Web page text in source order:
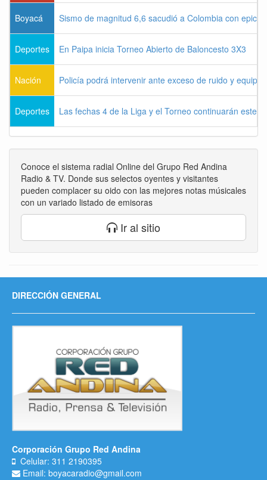
Boyacá Sismo de magnitud 6,6 sacudió a Colombia con
Deportes En Paipa inicia Torneo Abierto de Baloncesto 3X3
Nación Policía podrá intervenir ante exceso de ruido y
Deportes Las fechas 4 de la Liga y el Torneo continuarán este
Conoce el sistema radial Online del Grupo Red Andina
Radio & TV. Donde sus selectos oyentes y visitantes
pueden complacer su oido con las mejores notas músicales
con un variado listado de emisoras
Ir al sitio
DIRECCIÓN GENERAL
Corporación Grupo Red Andina
Celular: 311 2190395
Email: boyacaradio@gmail.com